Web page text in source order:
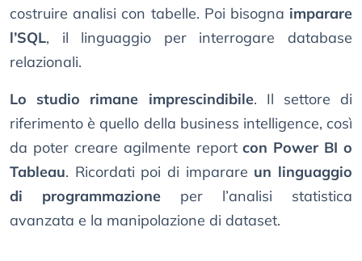
costruire analisi con tabelle. Poi bisogna imparare
l’SQL, il linguaggio per interrogare database
relazionali.
Lo studio rimane imprescindibile. Il settore di
riferimento è quello della business intelligence, così
da poter creare agilmente reportcon Power BI o
Tableau. Ricordati poi di imparare un linguaggio
di programmazione per l’analisi statistica
avanzata e la manipolazione di dataset.